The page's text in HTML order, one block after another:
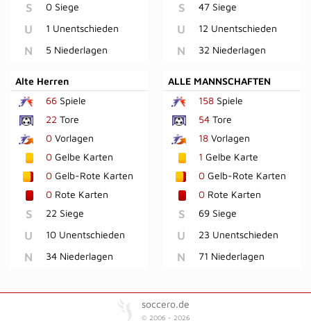
S 0 Siege
U 1 Unentschieden
N 5 Niederlagen
S 47 Siege
U 12 Unentschieden
N 32 Niederlagen
Alte Herren
66 Spiele
22 Tore
0 Vorlagen
0 Gelbe Karten
0 Gelb-Rote Karten
0 Rote Karten
S 22 Siege
U 10 Unentschieden
N 34 Niederlagen
ALLE MANNSCHAFTEN
158Spiele
54Tore
18Vorlagen
1 Gelbe Karte
0Gelb-Rote Karten
0Rote Karten
S 69 Siege
U 23 Unentschieden
N 71 Niederlagen
soccero.de
© 2006 - 2026